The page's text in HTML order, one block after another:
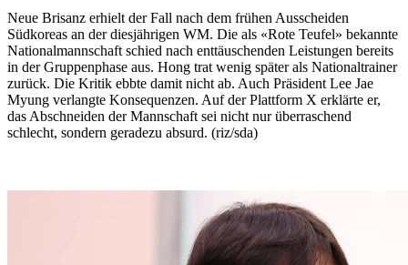
Neue Brisanz erhielt der Fall nach dem frühen Ausscheiden
Südkoreas an der diesjährigen WM. Die als «Rote Teufel» bekannte
Nationalmannschaft schied nach enttäuschenden Leistungen bereits
in der Gruppenphase aus. Hong trat wenig später als Nationaltrainer
zurück. Die Kritik ebbte damit nicht ab. Auch Präsident Lee Jae
Myung verlangte Konsequenzen. Auf der Plattform X erklärte er,
das Abschneiden der Mannschaft sei nicht nur überraschend
schlecht, sondern geradezu absurd. (riz/sda)